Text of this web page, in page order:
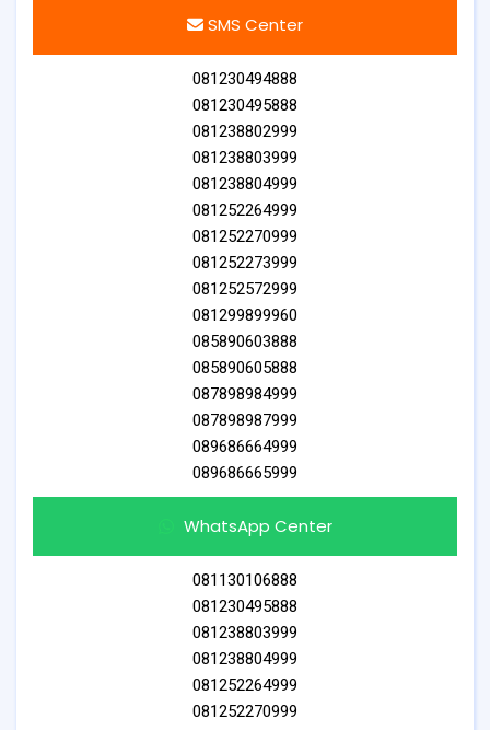
SMS Center
081230494888
081230495888
081238802999
081238803999
081238804999
081252264999
081252270999
081252273999
081252572999
081299899960
085890603888
085890605888
087898984999
087898987999
089686664999
089686665999
WhatsApp Center
081130106888
081230495888
081238803999
081238804999
081252264999
081252270999